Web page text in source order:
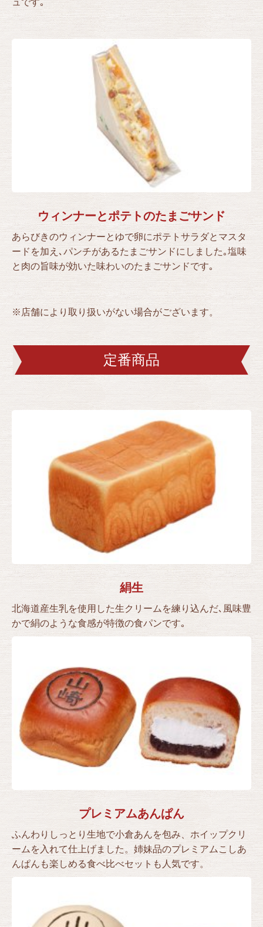
ュです｡
ウィンナーとポテトのたまごサンド
あらびきのウィンナーとゆで卵にポテトサラダとマスタ
ードを加え､パンチがあるたまごサンドにしました｡塩味
と肉の旨味が効いた味わいのたまごサンドです｡
※店舗により取り扱いがない場合がございます。
定番商品
絹生
北海道産生乳を使用した生クリームを練り込んだ､風味豊
かで絹のような食感が特徴の食パンです｡
プレミアムあんぱん
ふんわりしっとり生地で小倉あんを包み、ホイップクリ
ームを入れて仕上げました。姉妹品のプレミアムこしあ
んぱんも楽しめる食べ比べセットも人気です。